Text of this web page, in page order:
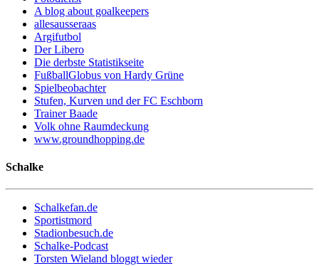
A blog about goalkeepers
allesausseraas
Argifutbol
Der Libero
Die derbste Statistikseite
FußballGlobus von Hardy Grüne
Spielbeobachter
Stufen, Kurven und der FC Eschborn
Trainer Baade
Volk ohne Raumdeckung
www.groundhopping.de
Schalke
Schalkefan.de
Sportistmord
Stadionbesuch.de
Schalke-Podcast
Torsten Wieland bloggt wieder